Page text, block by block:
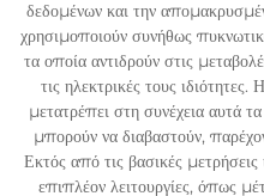
δεδομένων και την
χρησιμοποιούν συνήθως
τα οποία αντιδρούν στις
τις ηλεκτρικές τους
μετατρέπει στη συνέχεια αυτά
μπορούν να διαβαστούν,
Εκτός από τις βασικές
επιπλέον λειτουργίες, όπως